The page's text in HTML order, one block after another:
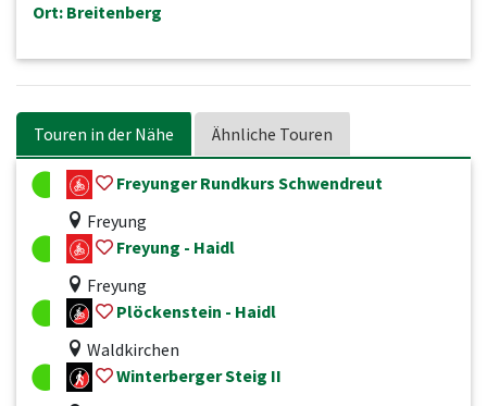
Ort: Breitenberg
Touren in der Nähe Ähnliche Touren
Freyunger Rundkurs Schwendreut
Freyung
Freyung - Haidl
Freyung
Plöckenstein - Haidl
Waldkirchen
Winterberger Steig II